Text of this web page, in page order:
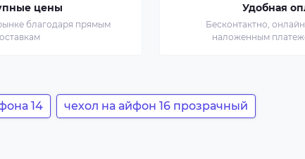
цены
благодаря прямым
Удобная
Бесконтактно,
наложенным
14 чехол на айфон 16 прозрачный